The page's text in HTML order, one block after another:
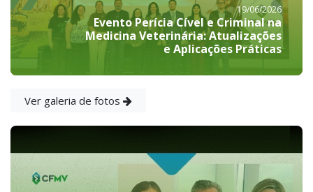
19/06/2026
Evento Perícia Cível e Criminal na
Medicina Veterinária: Atualizações
e Aplicações Práticas
Ver galeria de fotos